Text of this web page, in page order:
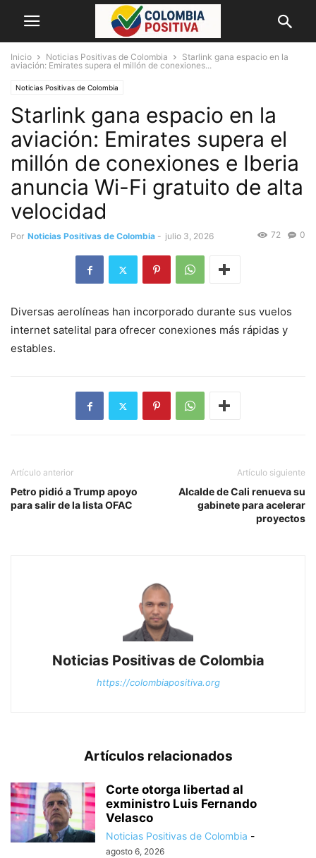
Inicio Noticias Positivas de Colombia
Starlink gana espacio en la
aviación: Emirates supera el millón de conexiones...
Noticias Positivas de Colombia
Starlink gana espacio en la
aviación: Emirates supera el
millón de conexiones e Iberia
anuncia Wi-Fi gratuito de alta
velocidad
Por Noticias Positivas de Colombia - julio 3, 2026 0
72
Diversas aerolíneas han incorporado durante sus vuelos
internet satelital para ofrecer conexiones más rápidas y
estables.
Artículo anterior
Petro pidió a Trump apoyo
para salir de la lista OFAC
Artículo siguiente
Alcalde de Cali renueva su
gabinete para acelerar
proyectos
Noticias Positivas de Colombia
https://colombiapositiva.org
Artículos relacionados
Corte otorga libertad al
exministro Luis Fernando
Velasco
Noticias Positivas de Colombia -
agosto 6, 2026